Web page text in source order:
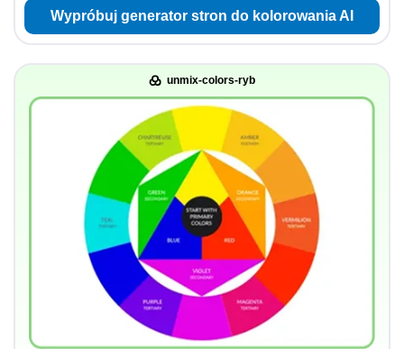
Wypróbuj generator stron do kolorowania AI
unmix-colors-ryb